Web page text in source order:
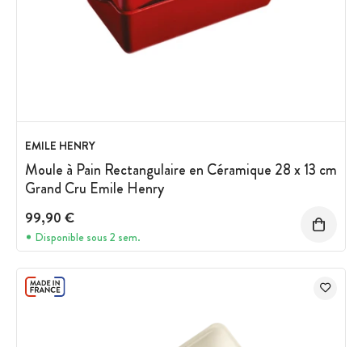
EMILE HENRY
Moule à Pain Rectangulaire en Céramique 28 x 13 cm
Grand Cru Emile Henry
99,90 €
Disponible sous 2 sem.